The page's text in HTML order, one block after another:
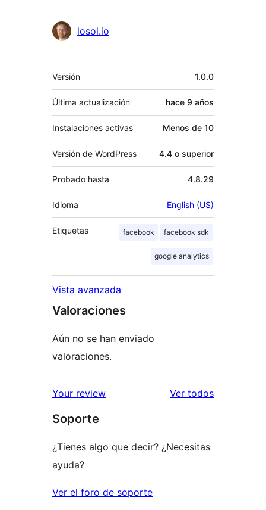
losol.io
Meta
Versión 1.0.0
Última actualización hace 9 años
Instalaciones activas Menos de 10
Versión de WordPress 4.4 o superior
Probado hasta 4.8.29
Idioma English (US)
Etiquetas facebook facebook sdk
google analytics
Vista avanzada
Valoraciones
Aún no se han enviado
valoraciones.
Your review Ver todoslos
Soporte
¿Tienes algo que decir? ¿Necesitas
ayuda?
Ver el foro de soporte